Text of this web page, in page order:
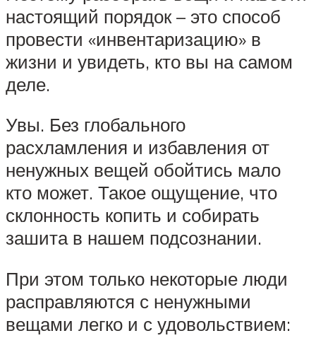
настоящий порядок – это способ
провести «инвентаризацию» в
жизни и увидеть, кто вы на самом
деле.
Увы. Без глобального
расхламления и избавления от
ненужных вещей обойтись мало
кто может. Такое ощущение, что
склонность копить и собирать
зашита в нашем подсознании.
При этом только некоторые люди
расправляются с ненужными
вещами легко и с удовольствием: